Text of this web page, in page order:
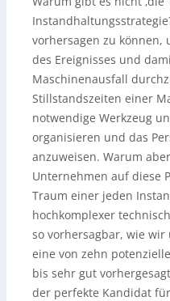
vorhersagen zu
des Ereignisses und
Maschinenausfall
Stillstandszeiten einer
notwendige Werkzeug
organisieren und das
anzuweisen. Warum
Unternehmen auf diese
Traum einer jeden
hochkomplexer
so vorhersagbar, wie
eine von zehn
bis sehr gut
der perfekte Kandidat